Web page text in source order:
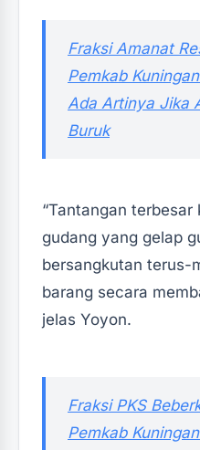
‎Fraksi Amanat
Pemkab
Ada Artinya Jika
Buruk‎‎
“Tantangan
gudang yang gelap
bersangkutan terus-
barang secara
jelas Yoyon.
‎Fraksi PKS
Pemkab